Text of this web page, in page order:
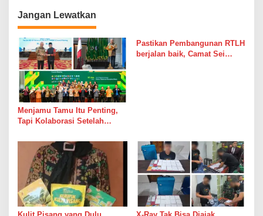
Jangan Lewatkan
Menjamu Tamu Itu Penting,
Tapi Kolaborasi Setelah
Penting
Pastikan Pembangunan RTLH
berjalan baik, Camat Sei